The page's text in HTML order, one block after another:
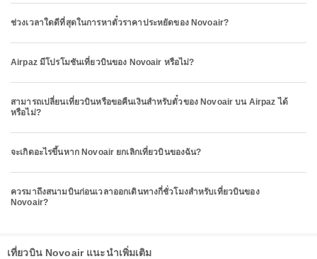
ช่วงเวลาใดดีที่สุดในการหาตั๋วราคาประหยัดของ Novoair?
Airpaz มีโปรโมชันเที่ยวบินของ Novoair หรือไม่?
สามารถเปลี่ยนเที่ยวบินหรือขอคืนเงินสำหรับตั๋วของ Novoair บน Airpaz ได้
หรือไม่?
จะเกิดอะไรขึ้นหาก Novoair ยกเลิกเที่ยวบินของฉัน?
ควรมาถึงสนามบินก่อนเวลาออกเดินทางกี่ชั่วโมงสำหรับเที่ยวบินของ
Novoair?
เที่ยวบิน Novoair แนะนำเพิ่มเติม